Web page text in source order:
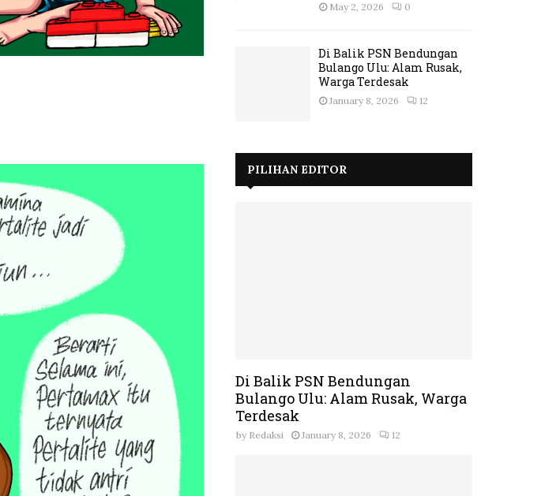
May 2, 2026 0
Di Balik PSN Bendungan
Bulango Ulu: Alam Rusak,
Warga Terdesak
January 8, 2026 12
PILIHAN EDITOR
Di Balik PSN Bendungan
Bulango Ulu: Alam Rusak, Warga
Terdesak
by Redaksi January 8, 2026 12